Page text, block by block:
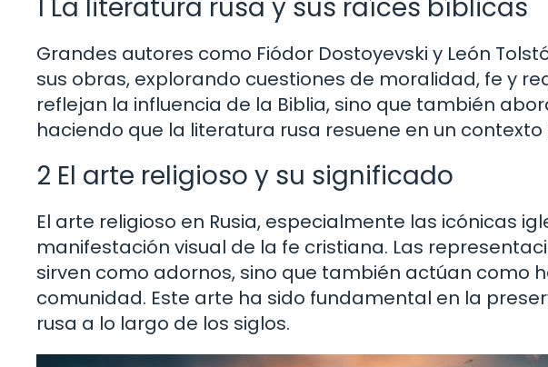
1 La literatura rusa y sus raíces bíblicas
Grandes autores como Fiódor Dostoyevski y León
sus obras, explorando cuestiones de moralidad, fe y
reflejan la influencia de la Biblia, sino que también
haciendo que la literatura rusa resuene en un
2 El arte religioso y su significado
El arte religioso en Rusia, especialmente las icónicas
manifestación visual de la fe cristiana. Las
sirven como adornos, sino que también actúan como
comunidad. Este arte ha sido fundamental en la
rusa a lo largo de los siglos.